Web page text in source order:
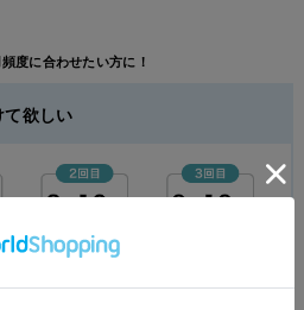
度に合わせたい方に！
て欲しい